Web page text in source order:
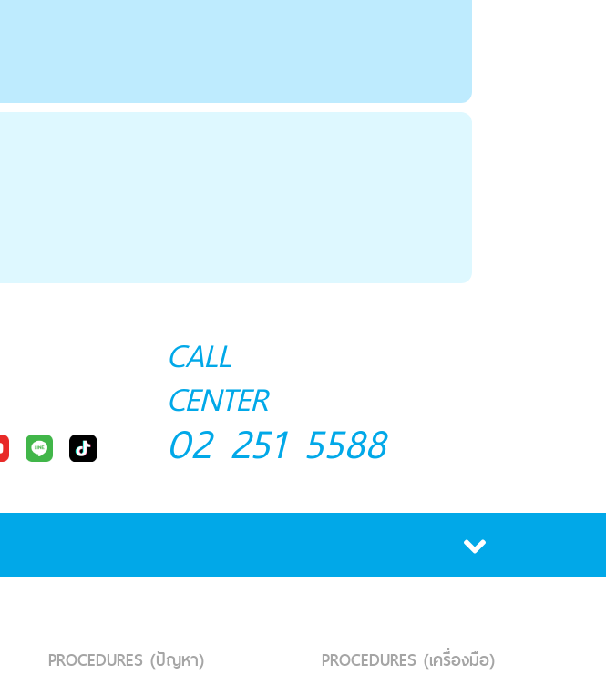
CALL
CENTER
02 251 5588
PROCEDURES (ปัญหา)
PROCEDURES (เครื่องมือ)